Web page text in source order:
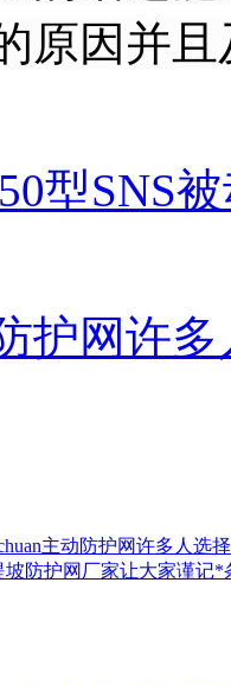
原因并
型SNS
护网许
主动防护网许多人选
坡防护网厂家让大家谨记*